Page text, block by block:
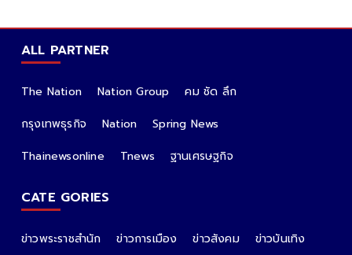
ALL PARTNER
The Nation Nation Group
คม ชัด ลึก
กรุงเทพธุรกิจ
Nation
Spring News
Thainewsonline
Tnews ฐานเศรษฐกิจ
CATE GORIES
ข่าวพระราชสำนัก ข่าวการเมือง ข่าวสังคม
ข่าวบันเทิง